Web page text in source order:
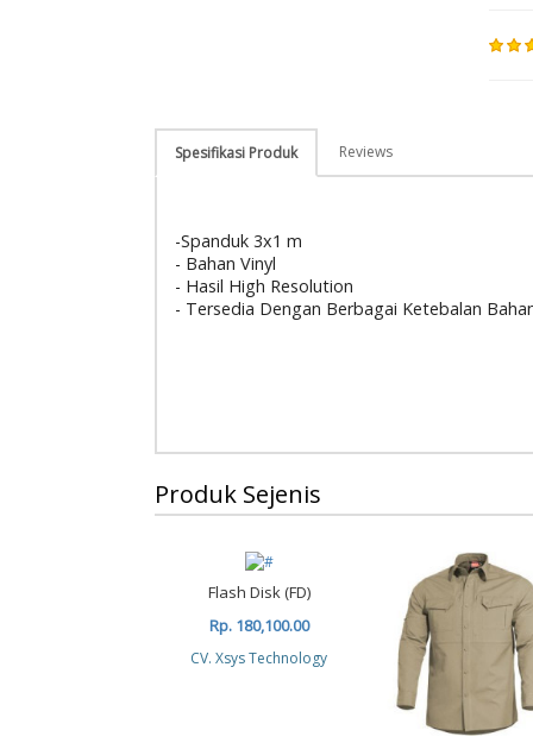
Spesifikasi Produk Reviews
-Spanduk 3x1 m
- Bahan Vinyl
- Hasil High Resolution
- Tersedia Dengan Berbagai Ketebalan
Produk Sejenis
Flash Disk (FD)
Rp. 180,100.00
CV. Xsys Technology